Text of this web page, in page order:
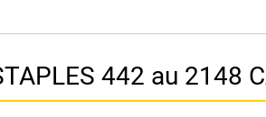
442 au 2148